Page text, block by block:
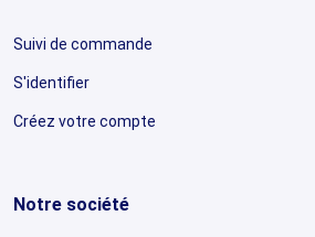
Suivi de commande
S'identifier
Créez votre compte
Notre société